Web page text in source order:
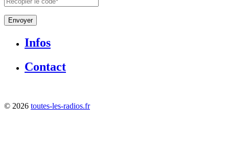
Envoyer
Infos
Contact
© 2026 toutes-les-radios.fr